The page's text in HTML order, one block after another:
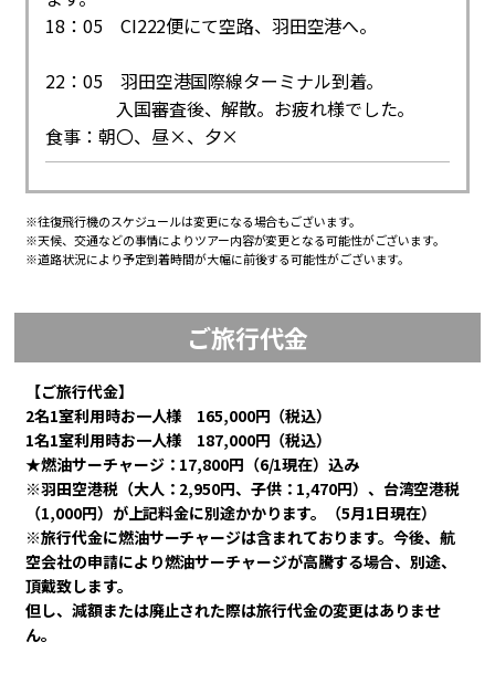
18：05 CI222便にて空路、羽田空港へ。
22：05 羽田空港国際線ターミナル到着。
入国審査後、解散。お疲れ様でした。
食事：朝〇、昼×、夕×
※往復飛行機のスケジュールは変更になる場合もございます。
※天候、交通などの事情によりツアー内容が変更となる可能性がございます。
※道路状況により予定到着時間が大幅に前後する可能性がございます。
ご旅行代金
【ご旅行代金】
2名1室利用時お一人様 165,000円（税込）
1名1室利用時お一人様 187,000円（税込）
★燃油サーチャージ：17,800円（6/1現在）込み
※羽田空港税（大人：2,950円、子供：1,470円）、台湾空港税
（1,000円）が上記料金に別途かかります。（5月1日現在）
※旅行代金に燃油サーチャージは含まれております。今後、航
空会社の申請により燃油サーチャージが高騰する場合、別途、
頂戴致します。
但し、減額または廃止された際は旅行代金の変更はありませ
ん。